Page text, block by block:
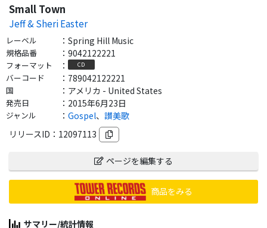
Small Town
Jeff & Sheri Easter
レーベル ： Spring Hill Music
規格品番 ： 9042122221
フォーマット ： CD
バーコード ： 789042122221
国 ： アメリカ - United States
発売日 ： 2015年6月23日
ジャンル ： Gospel、 讃美歌
リリースID： 12097113
ページを編集する
商品をみる
サマリー/統計情報